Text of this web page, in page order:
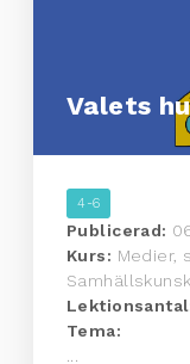
Valets
4-6
Publicerad:
Kurs: Medier,
Tema: